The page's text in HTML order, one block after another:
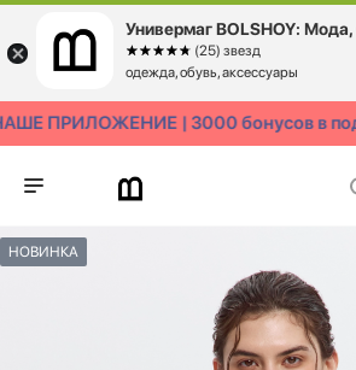
ПРИЛОЖЕНИЕ | 3000 бонусов в
НОВИНКА
Универмаг BOLSHOY: Мода,
☆☆☆☆☆
★★★★★ (25) звезд
одежда, обувь, аксессуары